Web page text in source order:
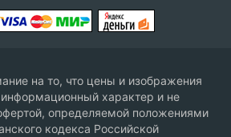
на то, что цены и изображения
информационный характер и не
определяемой положениями
кодекса Российской